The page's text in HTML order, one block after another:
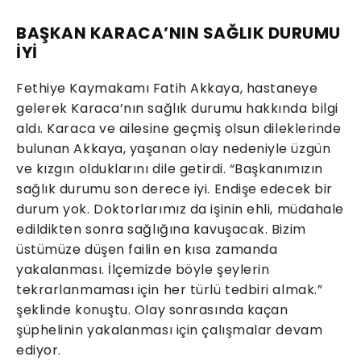
BAŞKAN KARACA’NIN SAĞLIK DURUMU
İYİ
Fethiye Kaymakamı Fatih Akkaya, hastaneye
gelerek Karaca’nın sağlık durumu hakkında bilgi
aldı. Karaca ve ailesine geçmiş olsun dileklerinde
bulunan Akkaya, yaşanan olay nedeniyle üzgün
ve kızgın olduklarını dile getirdi. “Başkanımızın
sağlık durumu son derece iyi. Endişe edecek bir
durum yok. Doktorlarımız da işinin ehli, müdahale
edildikten sonra sağlığına kavuşacak. Bizim
üstümüze düşen failin en kısa zamanda
yakalanması. İlçemizde böyle şeylerin
tekrarlanmaması için her türlü tedbiri almak.”
şeklinde konuştu. Olay sonrasında kaçan
şüphelinin yakalanması için çalışmalar devam
ediyor.